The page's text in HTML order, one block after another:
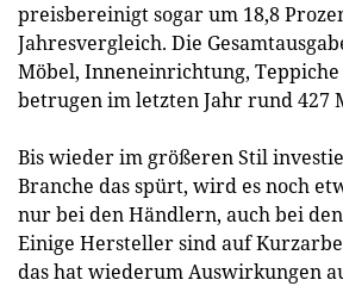
preisbereinigt sogar um 18,8
Jahresvergleich. Die
Möbel, Inneneinrichtung, Teppiche
betrugen im letzten Jahr rund 427
Bis wieder im größeren Stil
Branche das spürt, wird es noch
nur bei den Händlern, auch bei
Einige Hersteller sind auf
das hat wiederum Auswirkungen